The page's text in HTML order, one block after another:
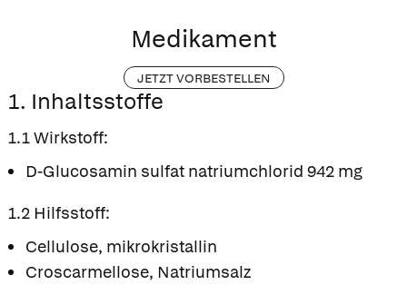
Medikament
JETZT VORBESTELLEN
1. Inhaltsstoffe
1.1 Wirkstoff:
D-Glucosamin sulfat natriumchlorid 942 mg
1.2 Hilfsstoff:
Cellulose, mikrokristallin
Croscarmellose, Natriumsalz